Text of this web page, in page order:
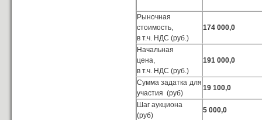
Рыночная
стоимость,
в т.ч. НДС (руб.)
174 000,0
Начальная
цена,
в т.ч. НДС (руб.)
191 000,0
Сумма задатка для
участия (руб)
19 100,0
Шаг аукциона
(руб)
5 000,0